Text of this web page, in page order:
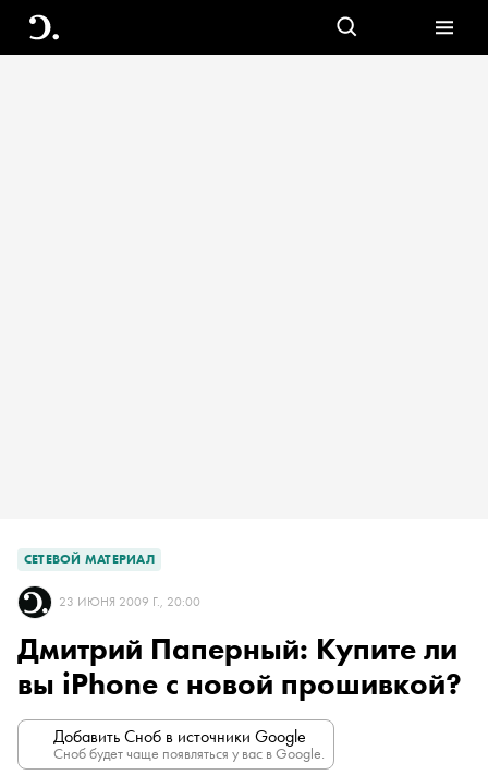
СЕТЕВОЙ МАТЕРИАЛ
23 ИЮНЯ 2009 Г., 20:00
Дмитрий Паперный: Купите ли
вы iPhone с новой прошивкой?
Добавить Сноб в источники Google
Сноб будет чаще появляться у вас в Google.